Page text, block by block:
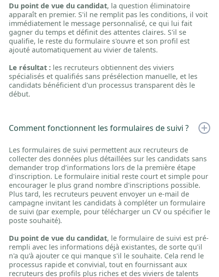
Du point de vue du candidat, la question éliminatoire
apparaît en premier. S'il ne remplit pas les conditions, il voit
immédiatement le message personnalisé, ce qui lui fait
gagner du temps et définit des attentes claires. S'il se
qualifie, le reste du formulaire s'ouvre et son profil est
ajouté automatiquement au vivier de talents.
Le résultat : les recruteurs obtiennent des viviers
spécialisés et qualifiés sans présélection manuelle, et les
candidats bénéficient d'un processus transparent dès le
début.
Comment fonctionnent les formulaires de suivi ?
Les formulaires de suivi permettent aux recruteurs de
collecter des données plus détaillées sur les candidats sans
demander trop d’informations lors de la première étape
d'inscription. Le formulaire initial reste court et simple pour
encourager le plus grand nombre d'inscriptions possible.
Plus tard, les recruteurs peuvent envoyer un e-mail de
campagne invitant les candidats à compléter un formulaire
de suivi (par exemple, pour télécharger un CV ou spécifier le
poste souhaité).
Du point de vue du candidat, le formulaire de suivi est pré-
rempli avec les informations déjà existantes, de sorte qu'il
n'a qu'à ajouter ce qui manque s'il le souhaite. Cela rend le
processus rapide et convivial, tout en fournissant aux
recruteurs des profils plus riches et des viviers de talents